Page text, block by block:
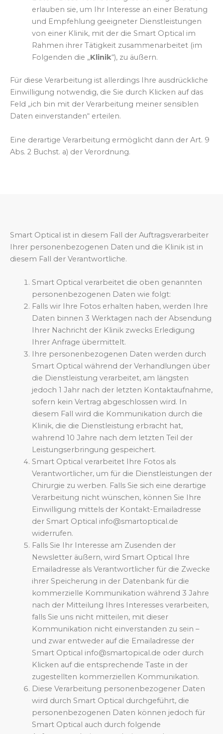
erlauben sie, um Ihr Interesse an einer Beratung
und Empfehlung geeigneter Dienstleistungen
von einer Klinik, mit der die Smart Optical im
Rahmen ihrer Tätigkeit zusammenarbeitet (im
Folgenden die „Klinik“), zu äußern.
Für diese Verarbeitung ist allerdings Ihre ausdrückliche
Einwilligung notwendig, die Sie durch Klicken auf das
Feld „ich bin mit der Verarbeitung meiner sensiblen
Daten einverstanden“ erteilen.
Eine derartige Verarbeitung ermöglicht dann der Art. 9
Abs. 2 Buchst. a) der Verordnung.
Smart Optical ist in diesem Fall der Auftragsverarbeiter
Ihrer personenbezogenen Daten und die Klinik ist in
diesem Fall der Verantwortliche.
Smart Optical verarbeitet die oben genannten
personenbezogenen Daten wie folgt:
Falls wir Ihre Fotos erhalten haben, werden Ihre
Daten binnen 3 Werktagen nach der Absendung
Ihrer Nachricht der Klinik zwecks Erledigung
Ihrer Anfrage übermittelt.
Ihre personenbezogenen Daten werden durch
Smart Optical während der Verhandlungen über
die Dienstleistung verarbeitet, am längsten
jedoch 1 Jahr nach der letzten Kontaktaufnahme,
sofern kein Vertrag abgeschlossen wird. In
diesem Fall wird die Kommunikation durch die
Klinik, die die Dienstleistung erbracht hat,
wahrend 10 Jahre nach dem letzten Teil der
Leistungserbringung gespeichert.
Smart Optical verarbeitet Ihre Fotos als
Verantwortlicher, um für die Dienstleistungen der
Chirurgie zu werben. Falls Sie sich eine derartige
Verarbeitung nicht wünschen, können Sie Ihre
Einwilligung mittels der Kontakt-Emailadresse
der Smart Optical info@smartoptical.de
widerrufen.
Falls Sie Ihr Interesse am Zusenden der
Newsletter äußern, wird Smart Optical Ihre
Emailadresse als Verantwortlicher für die Zwecke
ihrer Speicherung in der Datenbank für die
kommerzielle Kommunikation während 3 Jahre
nach der Mitteilung Ihres Interesses verarbeiten,
falls Sie uns nicht mitteilen, mit dieser
Kommunikation nicht einverstanden zu sein –
und zwar entweder auf die Emailadresse der
Smart Optical info@smartopical.de oder durch
Klicken auf die entsprechende Taste in der
zugestellten kommerziellen Kommunikation.
Diese Verarbeitung personenbezogener Daten
wird durch Smart Optical durchgeführt, die
personenbezogenen Daten können jedoch für
Smart Optical auch durch folgende